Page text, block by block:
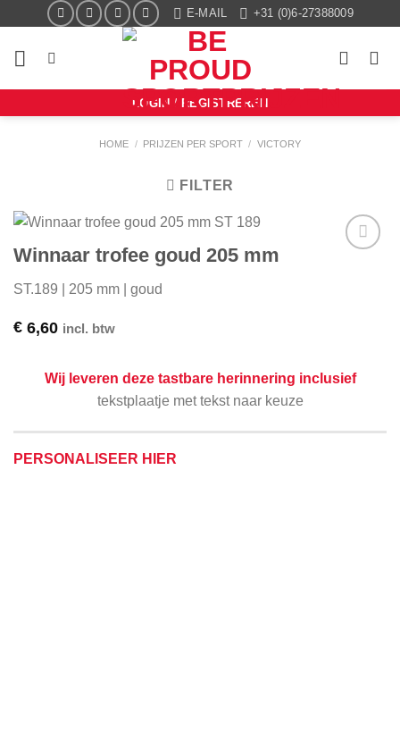
inhoud
E-MAIL +31 (0)6-27388009
LOGIN / REGISTREREN
HOME / PRIJZEN PER SPORT / VICTORY
FILTER
Winnaar trofee goud 205 mm
ST.189 | 205 mm | goud
€ 6,60 incl. btw
Wij leveren deze tastbare herinnering inclusief
tekstplaatje met tekst naar keuze
PERSONALISEER HIER